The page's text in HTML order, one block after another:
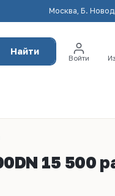
Москва, Б.
Найти
Войти
15 500